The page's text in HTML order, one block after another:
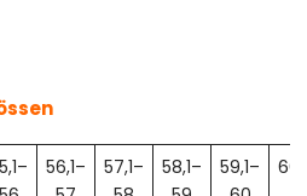
56,1–
57,1–
58,1–
59,1–